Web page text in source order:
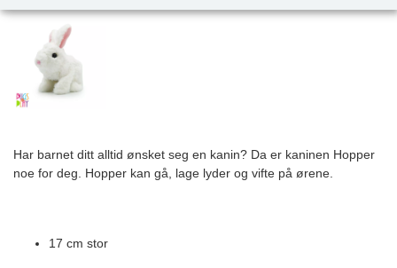
Har barnet ditt alltid ønsket seg en kanin? Da er kaninen Hopper
noe for deg. Hopper kan gå, lage lyder og vifte på ørene.
17 cm stor